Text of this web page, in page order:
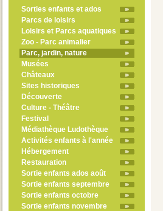
Sorties enfants et ados
Parcs de loisirs
Loisirs et Parcs aquatiques
Zoo - Parc animalier
Parc, jardin, nature
Musées
Châteaux
Sites historiques
Découverte
Culture - Théâtre
Festival
Médiathèque Ludothèque
Activités enfants à l'année
Hébergement
Restauration
Sortie enfants ados août
Sortie enfants septembre
Sortie enfants octobre
Sortie enfants novembre